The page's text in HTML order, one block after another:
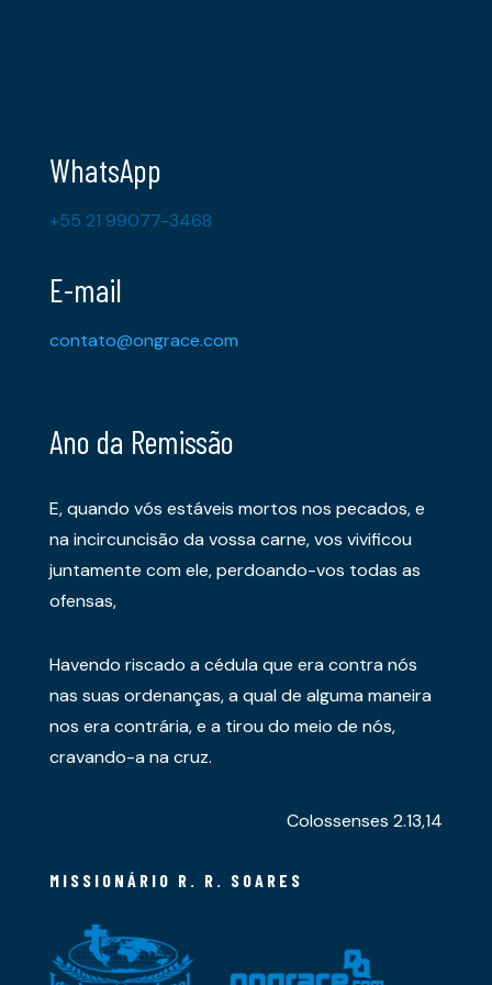
WhatsApp
+55 21 99077-3468
E-mail
contato@ongrace.com
Ano da Remissão
E, quando vós estáveis mortos nos pecados, e
na incircuncisão da vossa carne, vos vivificou
juntamente com ele, perdoando-vos todas as
ofensas,
Havendo riscado a cédula que era contra nós
nas suas ordenanças, a qual de alguma maneira
nos era contrária, e a tirou do meio de nós,
cravando-a na cruz.
Colossenses 2.13,14
MISSIONÁRIO R. R. SOARES